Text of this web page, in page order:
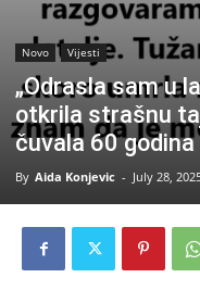
Novo Vijesti
„Odrasla sam u
otkrila strašnu
čuvala 60 godina
By Aida Konjevic - July 28,